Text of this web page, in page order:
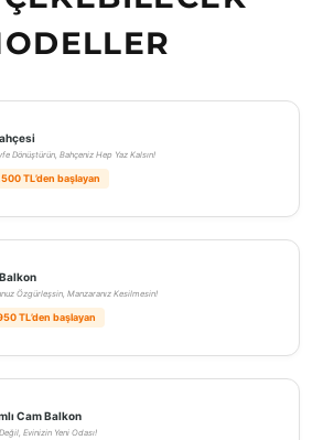
Dönüştürün, Bahçeniz Hep Yaz Kalsın!
TL’den başlayan
Özgürleşsin, Manzaranız Kesilmesin!
TL’den başlayan
Cam Balkon
Evinizin Yeni Odası!